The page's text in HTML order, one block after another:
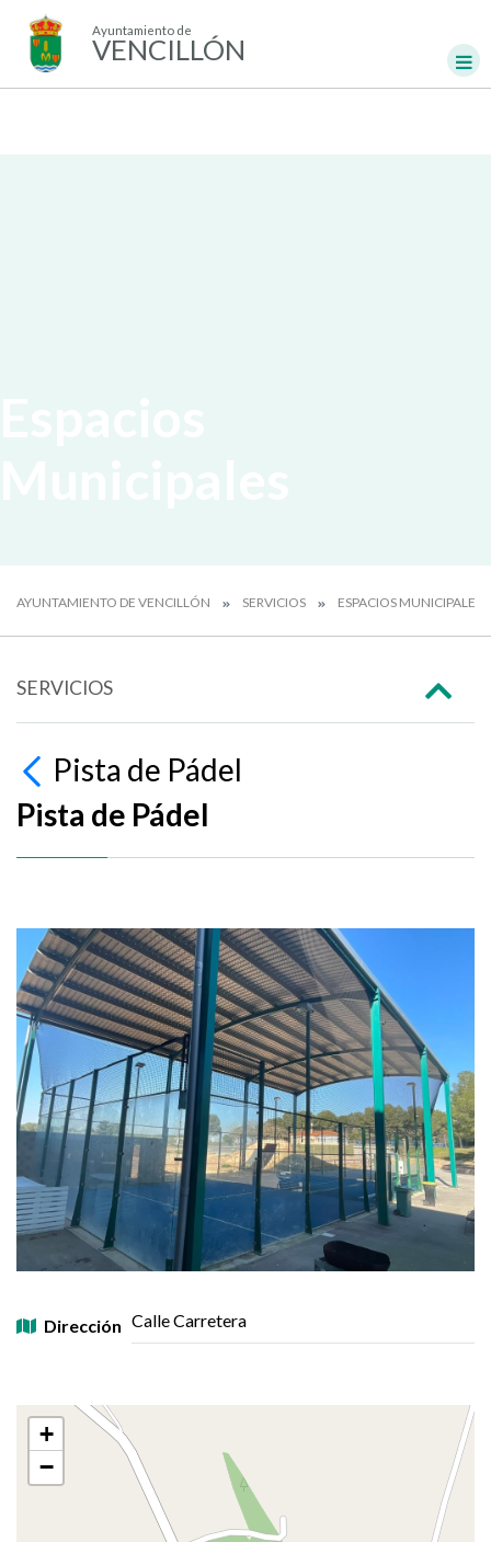
Ayuntamiento de
VENCILLÓN
AYUNTAMIENTO DE VENCILLÓN SERVICIOS ESPACIOS MUNICIPALES
SERVICIOS
Pista de Pádel
Pista de Pádel
Dirección Calle Carretera
+
−